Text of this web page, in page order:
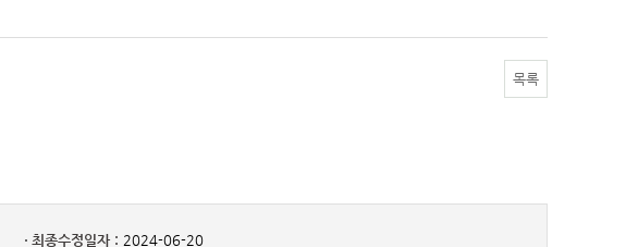
목록
최종수정일자 : 2024-06-20